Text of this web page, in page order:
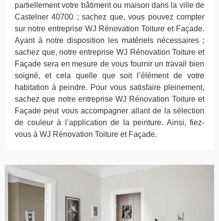
partiellement votre bâtiment ou maison dans la ville de
Castelner 40700 ; sachez que, vous pouvez compter
sur notre entreprise WJ Rénovation Toiture et Façade.
Ayant à notre disposition les matériels nécessaires ;
sachez que, notre entreprise WJ Rénovation Toiture et
Façade sera en mesure de vous fournir un travail bien
soigné, et cela quelle que soit l’élément de votre
habitation à peindre. Pour vous satisfaire pleinement,
sachez que notre entreprise WJ Rénovation Toiture et
Façade peut vous accompagner allant de la sélection
de couleur à l’application de la peinture. Ainsi, fiez-
vous à WJ Rénovation Toiture et Façade.